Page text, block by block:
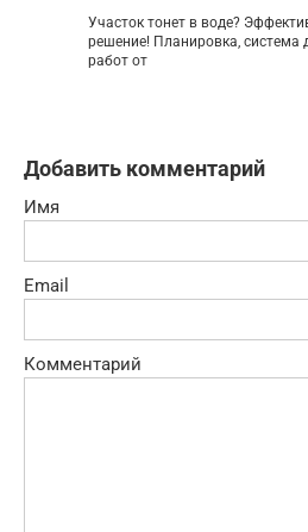
Участок тонет в воде?
решение! Планировка, система
работ от
Добавить комментарий
Имя
Email
Комментарий